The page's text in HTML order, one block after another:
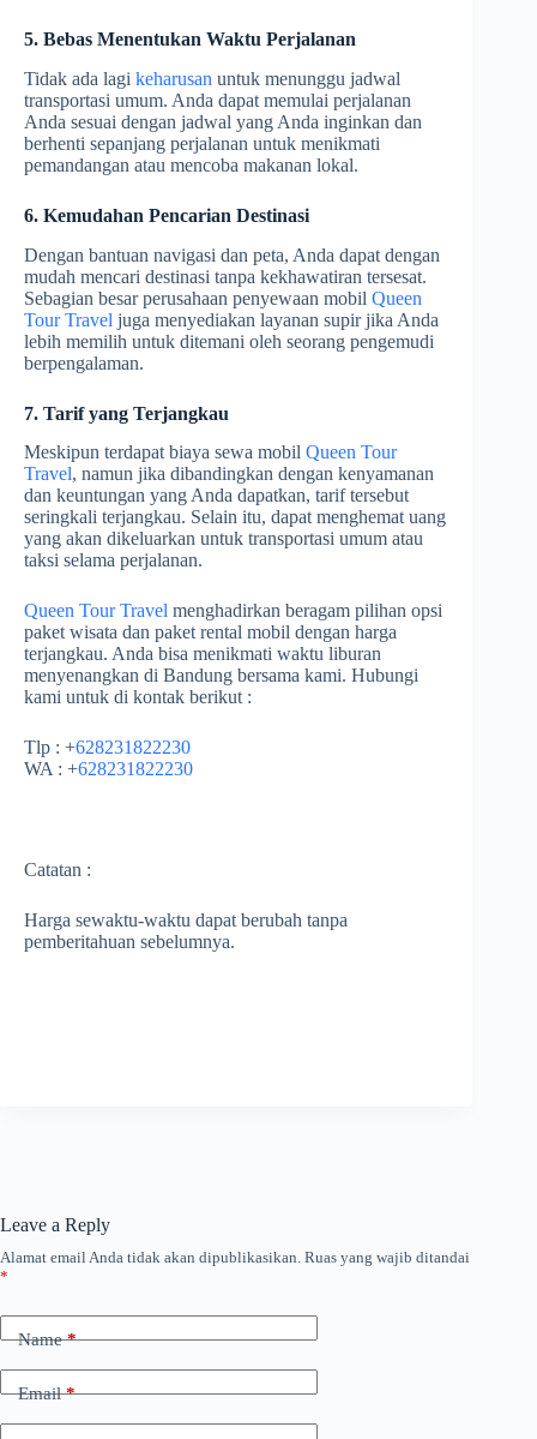
5. Bebas Menentukan Waktu Perjalanan
Tidak ada lagi keharusan untuk menunggu jadwal
transportasi umum. Anda dapat memulai perjalanan
Anda sesuai dengan jadwal yang Anda inginkan dan
berhenti sepanjang perjalanan untuk menikmati
pemandangan atau mencoba makanan lokal.
6. Kemudahan Pencarian Destinasi
Dengan bantuan navigasi dan peta, Anda dapat dengan
mudah mencari destinasi tanpa kekhawatiran tersesat.
Sebagian besar perusahaan penyewaan mobil Queen
Tour Travel juga menyediakan layanan supir jika Anda
lebih memilih untuk ditemani oleh seorang pengemudi
berpengalaman.
7. Tarif yang Terjangkau
Meskipun terdapat biaya sewa mobil Queen Tour
Travel, namun jika dibandingkan dengan kenyamanan
dan keuntungan yang Anda dapatkan, tarif tersebut
seringkali terjangkau. Selain itu, dapat menghemat uang
yang akan dikeluarkan untuk transportasi umum atau
taksi selama perjalanan.
Queen Tour Travel menghadirkan beragam pilihan opsi
paket wisata dan paket rental mobil dengan harga
terjangkau. Anda bisa menikmati waktu liburan
menyenangkan di Bandung bersama kami. Hubungi
kami untuk di kontak berikut :
Tlp : +628231822230
WA : +628231822230
Catatan :
Harga sewaktu-waktu dapat berubah tanpa
pemberitahuan sebelumnya.
Leave a Reply
Alamat email Anda tidak akan dipublikasikan. Ruas yang wajib ditandai
*
Name*
Email*